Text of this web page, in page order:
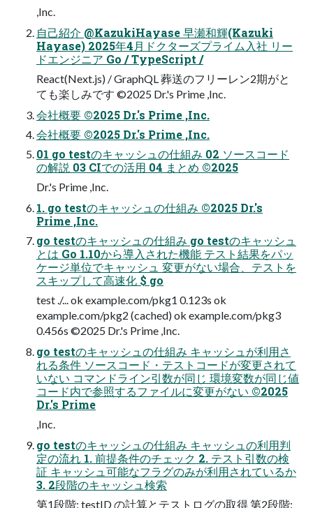
,Inc.
自己紹介 @KazukiHayase 早瀬和輝(Kazuki
Hayase) 2025年4月ドクターズプライム入社 リー
ドエンジニア Go / TypeScript /
React(Next.js) / GraphQL 葬送のフリーレン2期がと
ても楽しみです ©2025 Dr.'s Prime ,Inc.
会社概要 ©2025 Dr.'s Prime ,Inc.
会社概要 ©2025 Dr.'s Prime ,Inc.
01 go testのキャッシュの仕組み 02 ソースコード
の解説 03 CIでの活用 04 まとめ ©2025
Dr.'s Prime ,Inc.
1. go testのキャッシュの仕組み ©2025 Dr.'s
Prime ,Inc.
go testのキャッシュの仕組み go testのキャッシュ
とは Go 1.10から導入された機能 テスト結果をパッ
ケージ単位でキャッシュ 変更がない場合、テストを
スキップして高速化 $ go
test ./... ok example.com/pkg1 0.123s ok
example.com/pkg2 (cached) ok example.com/pkg3
0.456s ©2025 Dr.'s Prime ,Inc.
go testのキャッシュの仕組み キャッシュが利用さ
れる条件 ソースコード・テストコードが変更されて
いない コマンドライン引数が同じ 環境変数が同じ値
コード内で参照するファイルに変更がない ©2025
Dr.'s Prime
,Inc.
go testのキャッシュの仕組み キャッシュの利用判
定の流れ 1. 前提条件のチェック 2. テスト引数の検
証 キャッシュ可能なフラグのみが利用されているか
3. 2段階のキャッシュ検索
第1段階: testID の計算とテストログの取得 第2段階: